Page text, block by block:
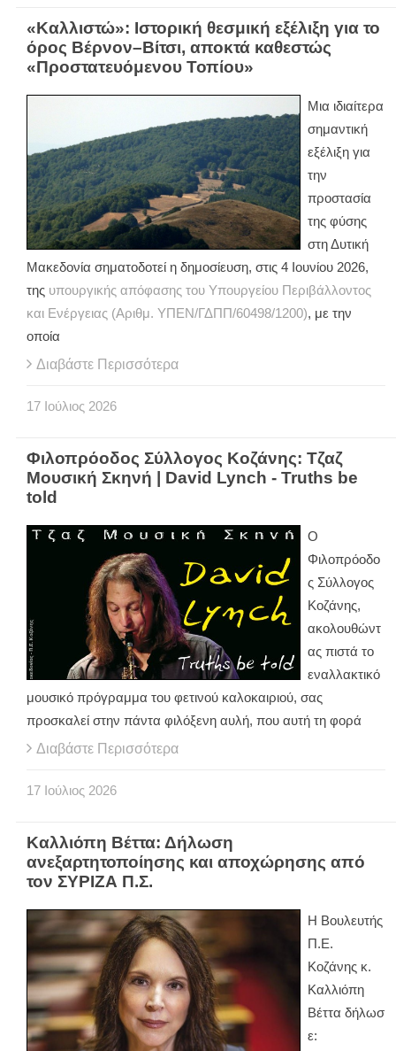
«Καλλιστώ»: Ιστορική θεσμική εξέλιξη για το
όρος Βέρνον–Βίτσι, αποκτά καθεστώς
«Προστατευόμενου Τοπίου»
Μια ιδιαίτερα
σημαντική
εξέλιξη για
την
προστασία
της φύσης
στη Δυτική
Μακεδονία σηματοδοτεί η δημοσίευση, στις 4 Ιουνίου 2026,
της υπουργικής απόφασης του Υπουργείου Περιβάλλοντος
και Ενέργειας (Αριθμ. ΥΠΕΝ/ΓΔΠΠ/60498/1200), με την
οποία
Διαβάστε Περισσότερα
17 Ιούλιος 2026
Φιλοπρόοδος Σύλλογος Κοζάνης: Τζαζ
Μουσική Σκηνή | David Lynch - Truths be
told
Ο
Φιλοπρόοδο
ς Σύλλογος
Κοζάνης,
ακολουθώντ
ας πιστά το
εναλλακτικό
μουσικό πρόγραμμα του φετινού καλοκαιριού, σας
προσκαλεί στην πάντα φιλόξενη αυλή, που αυτή τη φορά
Διαβάστε Περισσότερα
17 Ιούλιος 2026
Καλλιόπη Βέττα: Δήλωση
ανεξαρτητοποίησης και αποχώρησης από
τον ΣΥΡΙΖΑ Π.Σ.
Η Βουλευτής
Π.Ε.
Κοζάνης κ.
Καλλιόπη
Βέττα δήλωσ
ε: